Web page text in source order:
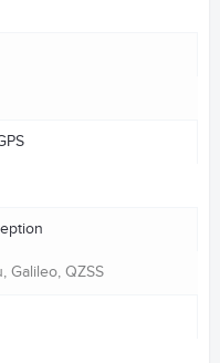
Galileo, QZSS